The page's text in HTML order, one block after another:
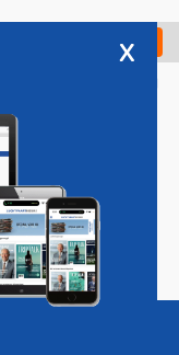
Check in
Vacatures
x